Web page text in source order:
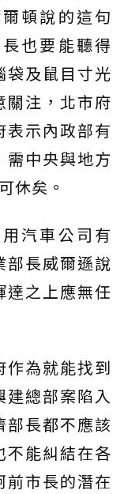
頓說的這句
也要能聽得
袋及鼠目寸光
關注，北市府
表示內政部有
需中央與地方
休矣。
汽車公司有
部長威爾遜說
達之上應無任
作為就能找到
總部案陷入
部長都不應該
不能糾結在各
前市長的潛在